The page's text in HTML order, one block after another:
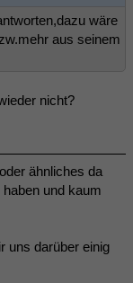
wäre
aus seinem
nicht?
ähnliches da
und kaum
uns darüber einig